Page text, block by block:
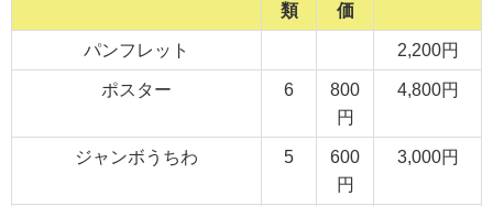
類
価
パンフレット 2,200円
ポスター 6
800
円
4,800円
ジャンボうちわ 5
600
円
3,000円